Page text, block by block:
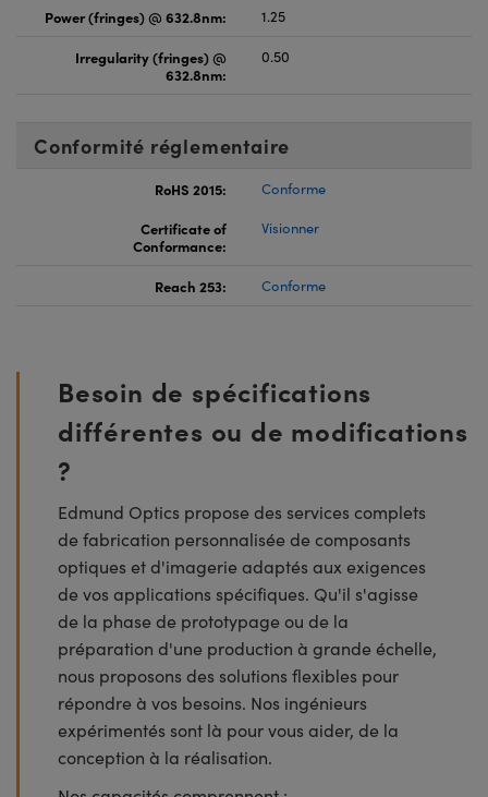
Power (fringes) @ 632.8nm: 1.25
Irregularity (fringes) @
632.8nm:
0.50
Conformité réglementaire
RoHS 2015:
Conforme
Certificate of
Conformance:
Visionner
Reach 253: Conforme
Besoin de spécifications
différentes ou de modifications
?
Edmund Optics propose des services complets
de fabrication personnalisée de composants
optiques et d'imagerie adaptés aux exigences
de vos applications spécifiques. Qu'il s'agisse
de la phase de prototypage ou de la
préparation d'une production à grande échelle,
nous proposons des solutions flexibles pour
répondre à vos besoins. Nos ingénieurs
expérimentés sont là pour vous aider, de la
conception à la réalisation.